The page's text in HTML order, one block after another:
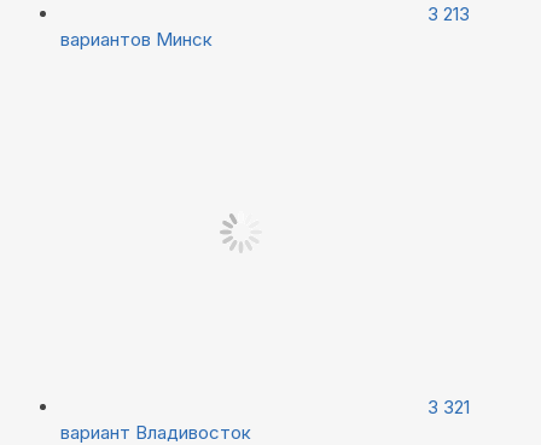
3 213
вариантов Минск
3 321
вариант Владивосток